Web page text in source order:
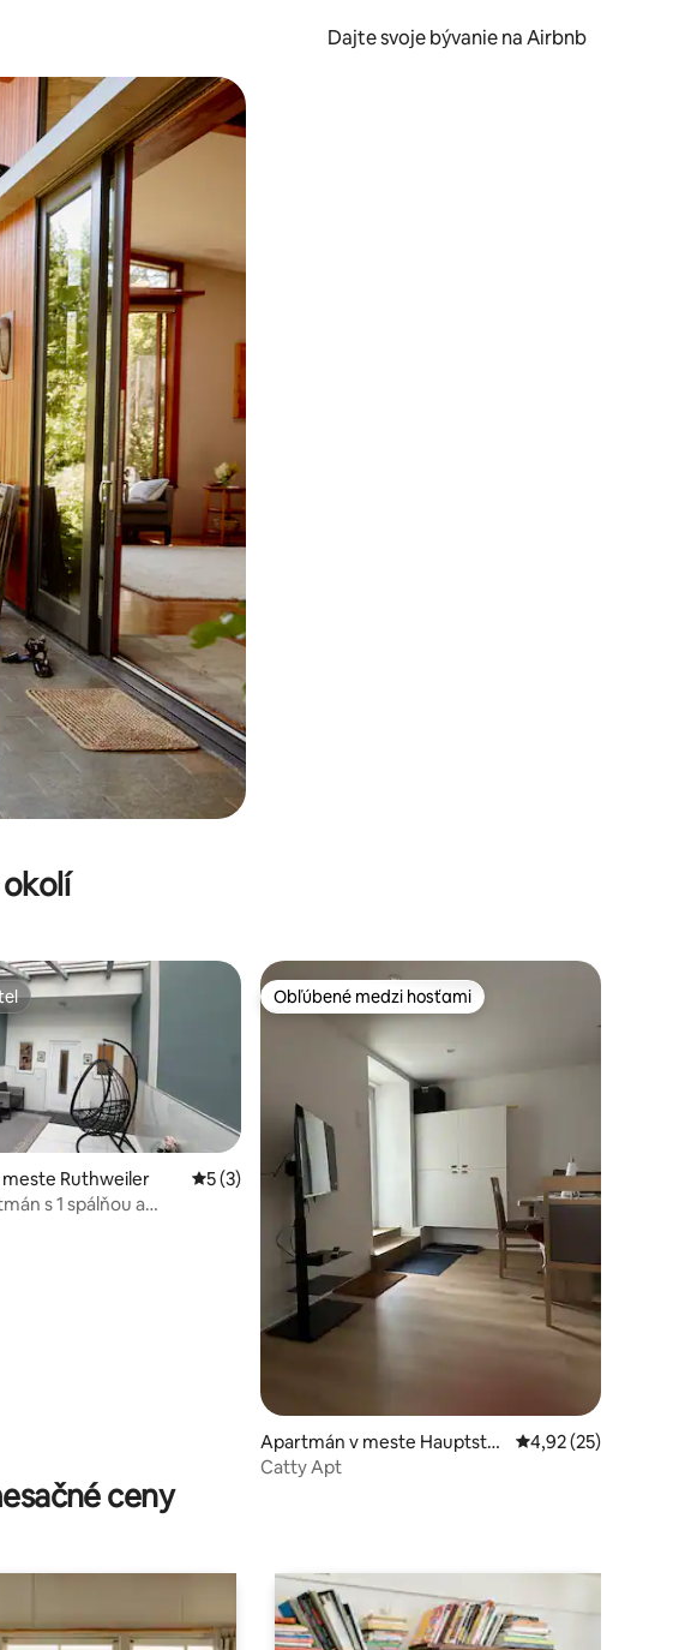
Dajte svoje bývanie na Airbnb
alebo ich preskúmať pomocou dotykových gest či potiahnutia prstom.
5 z 5, počet hodnotení: 5
Ruthweiler Priemerné ohodnotenie 5 z 5, počet hodnotení: 3
5 (3)
s 1 spálňou a
Obľúbené medzi hosťami
Obľúbené medzi hosťami
Apartmán v meste Hauptstu
hl
Priemerné
4,92 (25)
Catty Apt
ceny